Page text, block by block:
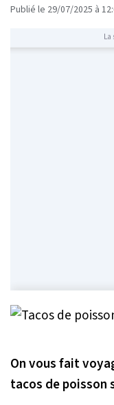
Publié le 29/07/2025 à
On vous fait
tacos de poisson